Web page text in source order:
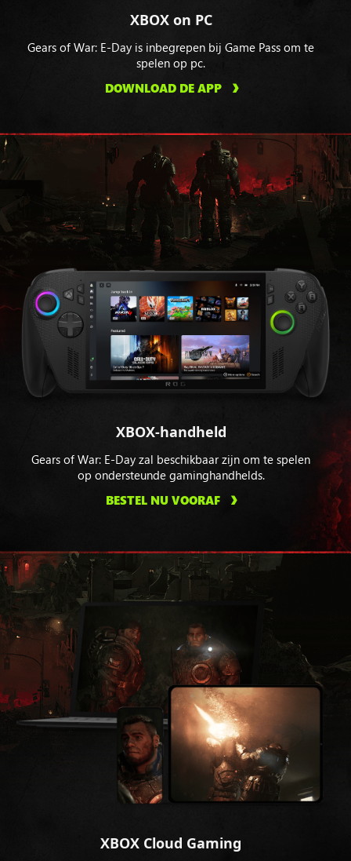
XBOX on PC
Gears of War: E-Day is inbegrepen bij Game Pass om te
spelen op pc.
DOWNLOAD DE APP
XBOX-handheld
Gears of War: E-Day zal beschikbaar zijn om te spelen
op ondersteunde gaminghandhelds.
BESTEL NU VOORAF
XBOX Cloud Gaming